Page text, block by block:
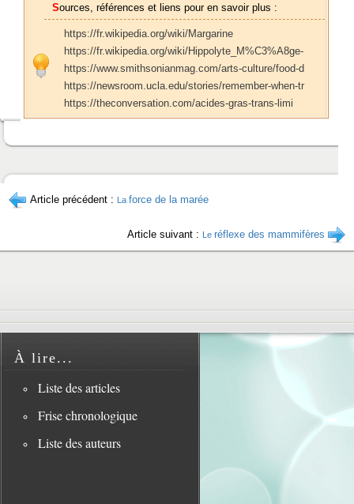
Sources, références et liens pour en savoir plus :
https://fr.wikipedia.org/wiki/Margarine
https://fr.wikipedia.org/wiki/Hippolyte_M%C3%A8ge-
https://www.smithsonianmag.com/arts-culture/food-d
https://newsroom.ucla.edu/stories/remember-when-tr
https://theconversation.com/acides-gras-trans-limi
Article précédent : La force de la marée
Article suivant : Le réflexe des mammifères
À lire...
Liste des articles
Frise chronologique
Liste des auteurs